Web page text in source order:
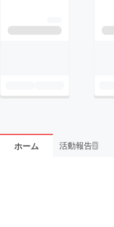
ホーム 活動報告2